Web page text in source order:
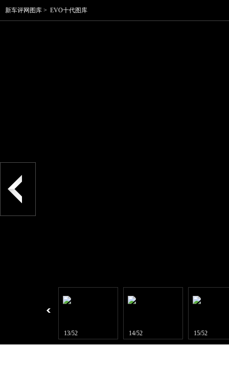
新车评网图库 > EVO十代图库
13/52 14/52 15/52